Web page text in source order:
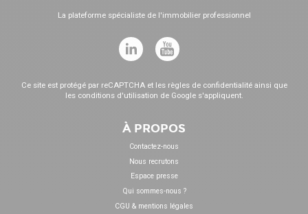
La plateforme spécialiste de l'immobilier professionnel
Ce site est protégé par reCAPTCHA et les règles de confidentialitéainsi que
les conditions d'utilisation de Google s'appliquent.
À PROPOS
Contactez-nous
Nous recrutons
Espace presse
Qui sommes-nous ?
CGU & mentions légales